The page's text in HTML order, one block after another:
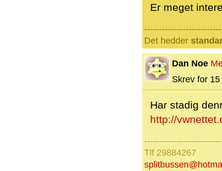
Er meget
Det hedder
Dan Noe
Skrev for
Har stadig
http://
Tlf 29884267